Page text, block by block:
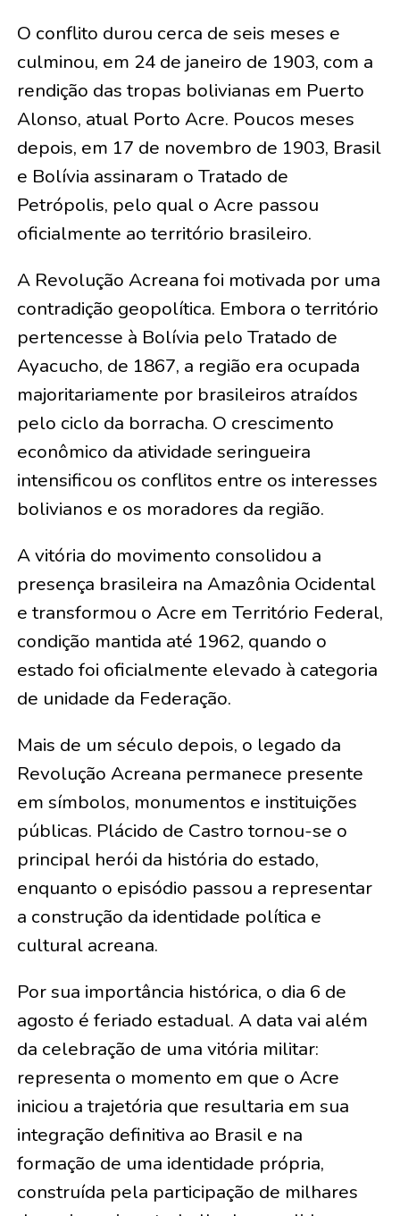
O conflito durou cerca de seis meses e
culminou, em 24 de janeiro de 1903, com a
rendição das tropas bolivianas em Puerto
Alonso, atual Porto Acre. Poucos meses
depois, em 17 de novembro de 1903, Brasil
e Bolívia assinaram o Tratado de
Petrópolis, pelo qual o Acre passou
oficialmente ao território brasileiro.
A Revolução Acreana foi motivada por uma
contradição geopolítica. Embora o território
pertencesse à Bolívia pelo Tratado de
Ayacucho, de 1867, a região era ocupada
majoritariamente por brasileiros atraídos
pelo ciclo da borracha. O crescimento
econômico da atividade seringueira
intensificou os conflitos entre os interesses
bolivianos e os moradores da região.
A vitória do movimento consolidou a
presença brasileira na Amazônia Ocidental
e transformou o Acre em Território Federal,
condição mantida até 1962, quando o
estado foi oficialmente elevado à categoria
de unidade da Federação.
Mais de um século depois, o legado da
Revolução Acreana permanece presente
em símbolos, monumentos e instituições
públicas. Plácido de Castro tornou-se o
principal herói da história do estado,
enquanto o episódio passou a representar
a construção da identidade política e
cultural acreana.
Por sua importância histórica, o dia 6 de
agosto é feriado estadual. A data vai além
da celebração de uma vitória militar:
representa o momento em que o Acre
iniciou a trajetória que resultaria em sua
integração definitiva ao Brasil e na
formação de uma identidade própria,
construída pela participação de milhares